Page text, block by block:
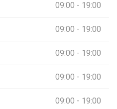
09:00 - 19:00
09:00 - 19:00
09:00 - 19:00
09:00 - 19:00
09:00 - 19:00